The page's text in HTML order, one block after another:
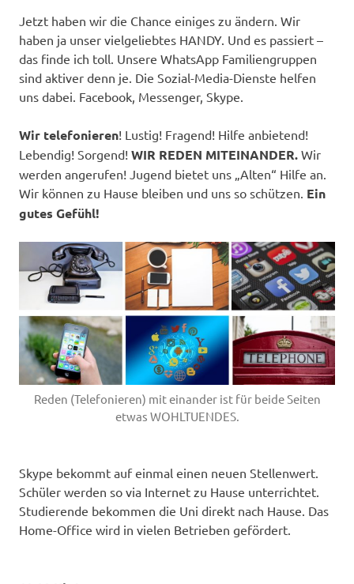
Jetzt haben wir die Chance einiges zu ändern. Wir
haben ja unser vielgeliebtes HANDY. Und es passiert –
das finde ich toll. Unsere WhatsApp Familiengruppen
sind aktiver denn je. Die Sozial-Media-Dienste helfen
uns dabei. Facebook, Messenger, Skype.
Wir telefonieren! Lustig! Fragend! Hilfe anbietend!
Lebendig! Sorgend! WIR REDEN MITEINANDER. Wir
werden angerufen! Jugend bietet uns „Alten“ Hilfe an.
Wir können zu Hause bleiben und uns so schützen. Ein
gutes Gefühl!
Reden (Telefonieren) mit einander ist für beide Seiten
etwas WOHLTUENDES.
Skype bekommt auf einmal einen neuen Stellenwert.
Schüler werden so via Internet zu Hause unterrichtet.
Studierende bekommen die Uni direkt nach Hause. Das
Home-Office wird in vielen Betrieben gefördert.